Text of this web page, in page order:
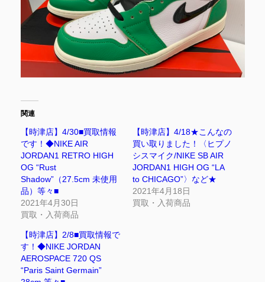
関連
【時津店】4/30■買取情報
です！◆NIKE AIR
JORDAN1 RETRO HIGH
OG “Rust
Shadow”（27.5cm 未使用
品）等々■
2021年4月30日
買取・入荷商品
【時津店】4/18★こんなの
買い取りました！〈ヒプノ
シスマイク/NIKE SB AIR
JORDAN1 HIGH OG “LA
to CHICAGO”〉など★
2021年4月18日
買取・入荷商品
【時津店】2/8■買取情報で
す！◆NIKE JORDAN
AEROSPACE 720 QS
“Paris Saint Germain”